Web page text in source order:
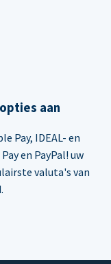
aan
Pay, IDEAL- en
en PayPal! uw
valuta's van